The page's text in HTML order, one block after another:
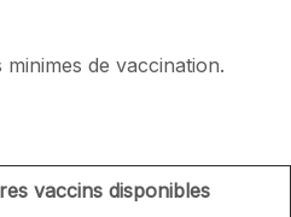
de vaccination.
vaccins disponibles